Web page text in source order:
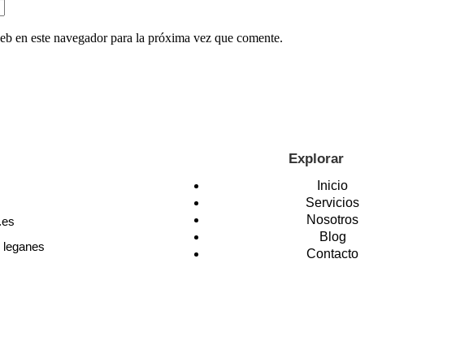
en este navegador para la próxima vez que comente.
leganes
Explorar
Inicio
Servicios
Nosotros
Blog
Contacto